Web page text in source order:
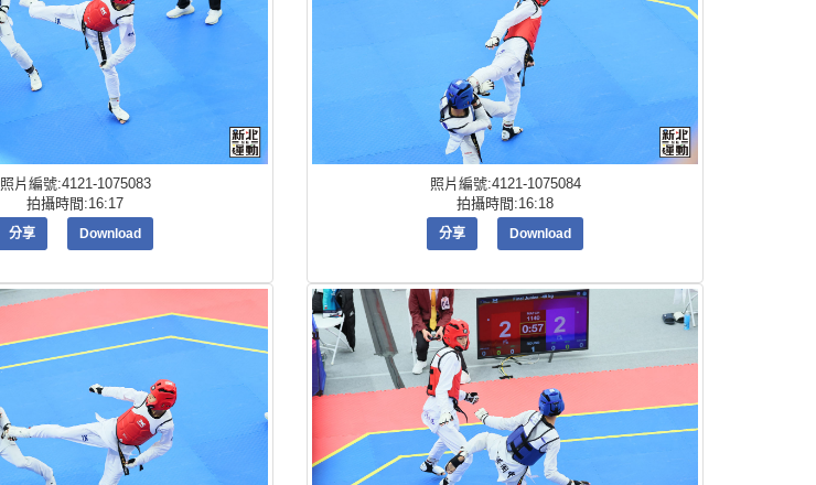
照片編號:4121-1075083
拍攝時間:16:17
分享 Download
照片編號:4121-1075084
拍攝時間:16:18
分享 Download